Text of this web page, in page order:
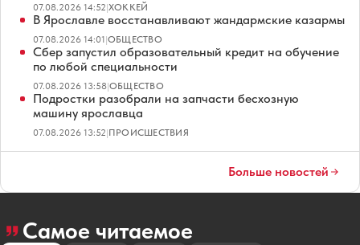
07.08.2026 14:52|ХОККЕЙ
В Ярославле восстанавливают жандармские казармы
07.08.2026 14:01|ОБЩЕСТВО
Сбер запустил образовательный кредит на обучение
по любой специальности
07.08.2026 13:58|ОБЩЕСТВО
Подростки разобрали на запчасти бесхозную
машину ярославца
07.08.2026 13:52|ПРОИСШЕСТВИЯ
Больше новостей
Самое читаемое